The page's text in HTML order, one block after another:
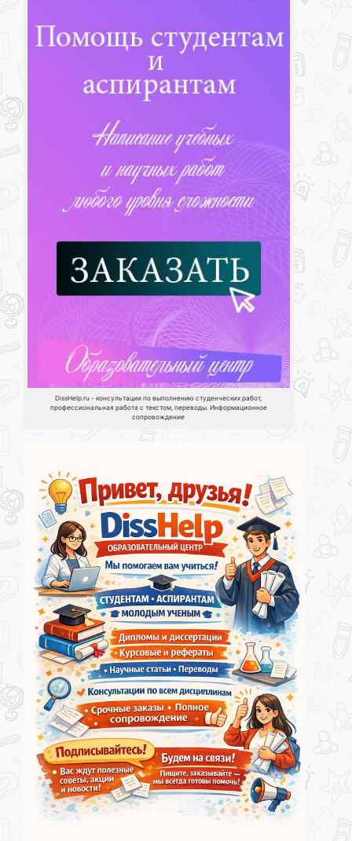
DissHelp.ru - консультации по выполнению студенческих работ,
профессиональная работа с текстом, переводы. Информационное
сопровождение